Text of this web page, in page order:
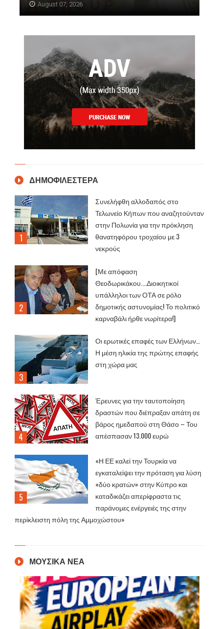
August 07, 2026
ΔΗΜΟΦΙΛΕΣΤΕΡΑ
Συνελήφθη αλλοδαπός στο
Τελωνείο Κήπων που αναζητούνταν
στην Πολωνία για την πρόκληση
θανατηφόρου τροχαίου με 3
νεκρούς
[Με απόφαση
Θεοδωρικάκου....Διοικητικοί
υπάλληλοι των ΟΤΑ σε ρόλο
δημοτικής αστυνομίας! Το πολιτικό
καρναβάλι ήρθε νωρίτερα!]
Οι ερωτικές επαφές των Ελλήνων…
Η μέση ηλικία της πρώτης επαφής
στη χώρα μας
Έρευνες για την ταυτοποίηση
δραστών που διέπραξαν απάτη σε
βάρος ημεδαπού στη Θάσο – Του
απέσπασαν 13.000 ευρώ
«Η ΕΕ καλεί την Τουρκία να
εγκαταλείψει την πρόταση για λύση
«δύο κρατών» στην Κύπρο και
καταδικάζει απερίφραστα τις
παράνομες ενέργειές της στην
περίκλειστη πόλη της Αμμοχώστου»
ΜΟΥΣΙΚΑ ΝΕΑ